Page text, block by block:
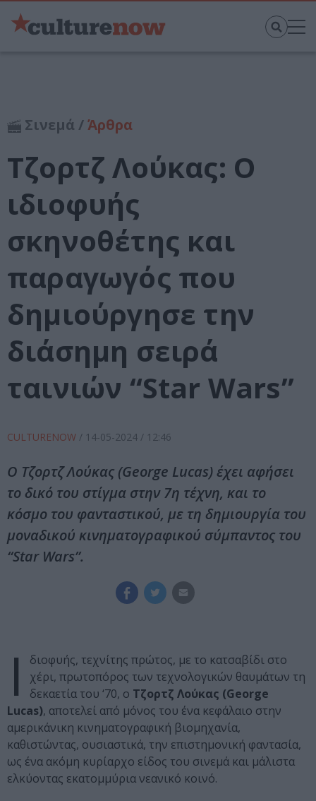
Σινεμά /Άρθρα
Τζορτζ Λούκας: Ο
ιδιοφυής
σκηνοθέτης και
παραγωγός που
δημιούργησε την
διάσημη σειρά
ταινιών “Star Wars”
CULTURENOW / 14-05-2024 / 12:46
O Τζορτζ Λούκας (George Lucas) έχει αφήσει
το δικό του στίγμα στην 7η τέχνη, και το
κόσμο του φανταστικού, με τη δημιουργία του
μοναδικού κινηματογραφικού σύμπαντος του
“Star Wars”.
Ι
διοφυής, τεχνίτης πρώτος, με το κατσαβίδι στο
χέρι, πρωτοπόρος των τεχνολογικών θαυμάτων τη
δεκαετία του ‘70, ο Τζορτζ Λούκας (George
Lucas), αποτελεί από μόνος του ένα κεφάλαιο στην
αμερικάνικη κινηματογραφική βιομηχανία,
καθιστώντας, ουσιαστικά, την επιστημονική φαντασία,
ως ένα ακόμη κυρίαρχο είδος του σινεμά και μάλιστα
ελκύοντας εκατομμύρια νεανικό κοινό.